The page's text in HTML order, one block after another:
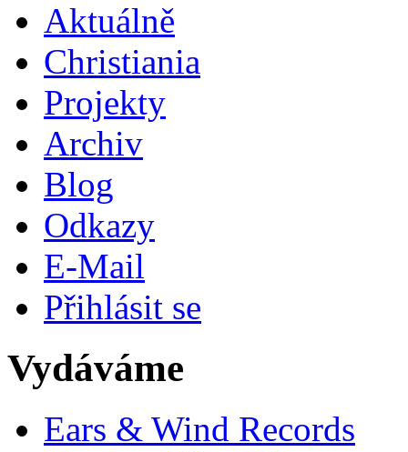
Aktuálně
Christiania
Projekty
Archiv
Blog
Odkazy
E-Mail
Přihlásit se
Vydáváme
Ears & Wind Records